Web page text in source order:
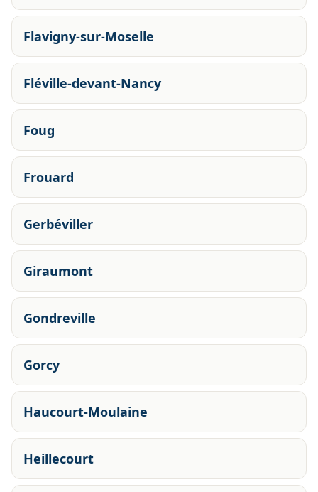
Flavigny-sur-Moselle
Fléville-devant-Nancy
Foug
Frouard
Gerbéviller
Giraumont
Gondreville
Gorcy
Haucourt-Moulaine
Heillecourt